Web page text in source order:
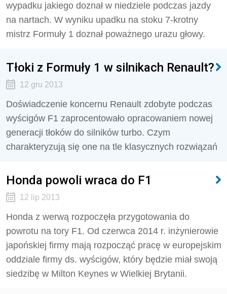
wypadku jakiego doznał w niedziele podczas jazdy
na nartach. W wyniku upadku na stoku 7-krotny
mistrz Formuły 1 doznał poważnego urazu głowy.
Tłoki z Formuły 1 w silnikach Renault?
12 gru 2013
Doświadczenie koncernu Renault zdobyte podczas
wyścigów F1 zaprocentowało opracowaniem nowej
generacji tłoków do silników turbo. Czym
charakteryzują się one na tle klasycznych rozwiązań
Honda powoli wraca do F1
12 lip 2013
Honda z werwą rozpoczęła przygotowania do
powrotu na tory F1. Od czerwca 2014 r. inżynierowie
japońskiej firmy mają rozpocząć pracę w europejskim
oddziale firmy ds. wyścigów, który będzie miał swoją
siedzibę w Milton Keynes w Wielkiej Brytanii.